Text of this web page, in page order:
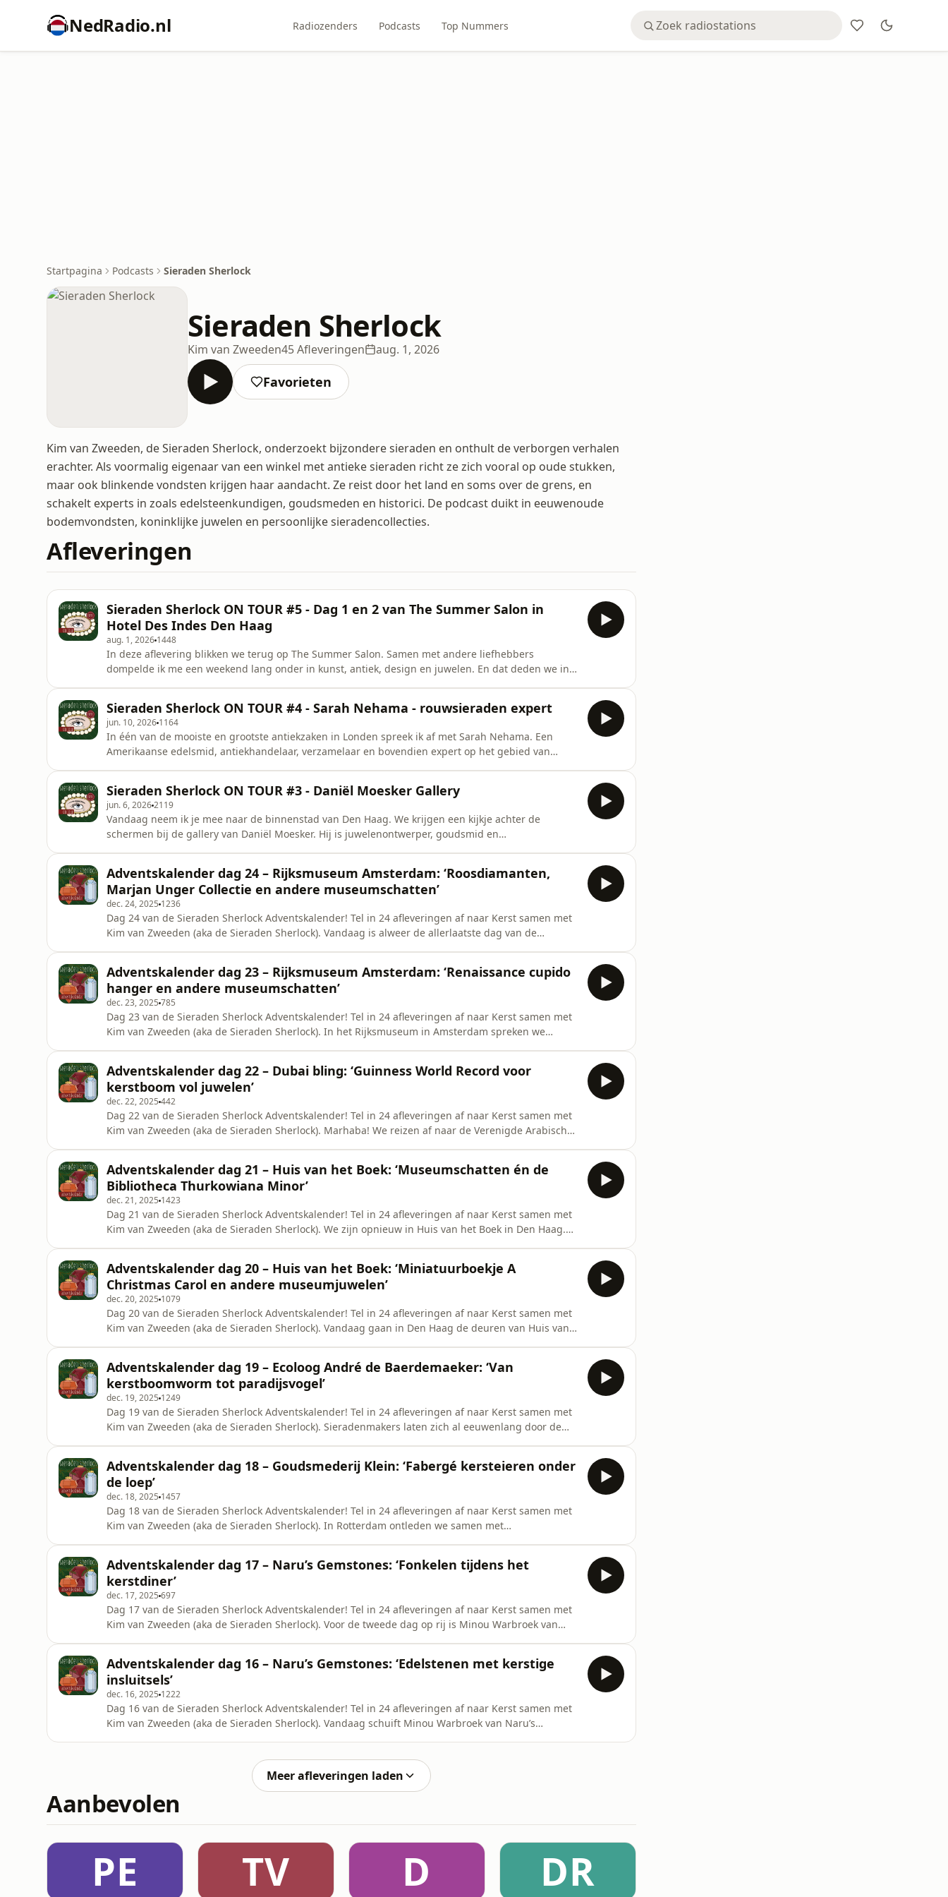
NedRadio.nl Radiozenders Podcasts Top Nummers
Startpagina Podcasts Sieraden Sherlock
Sieraden Sherlock
Kim van Zweeden45 Afleveringen aug. 1, 2026
Favorieten
Kim van Zweeden, de Sieraden Sherlock, onderzoekt bijzondere sieraden en onthult de verborgen verhalen
erachter. Als voormalig eigenaar van een winkel met antieke sieraden richt ze zich vooral op oude stukken,
maar ook blinkende vondsten krijgen haar aandacht. Ze reist door het land en soms over de grens, en
schakelt experts in zoals edelsteenkundigen, goudsmeden en historici. De podcast duikt in eeuwenoude
bodemvondsten, koninklijke juwelen en persoonlijke sieradencollecties.
Afleveringen
Sieraden Sherlock ON TOUR #5 - Dag 1 en 2 van The Summer Salon in
Hotel Des Indes Den Haag
aug. 1, 2026 1448
In deze aflevering blikken we terug op The Summer Salon. Samen met andere liefhebbers
dompelde ik me een weekend lang onder in kunst, antiek, design en juwelen. En dat deden we in
Jewels en Manon ter Hoogt. Ook sprak ik k
Sieraden Sherlock ON TOUR #4 - Sarah Nehama - rouwsieraden expert
jun. 10, 2026 1164
In één van de mooiste en grootste antiekzaken in Londen spreek ik af met Sarah Nehama. Een
Amerikaanse edelsmid, antiekhandelaar, verzamelaar en bovendien expert op het gebied van
haar eerstvolgende bezoek aan
Sieraden Sherlock ON TOUR #3 - Daniël Moesker Gallery
jun. 6, 20262119
Vandaag neem ik je mee naar de binnenstad van Den Haag. We krijgen een kijkje achter de
schermen bij de gallery van Daniël Moesker. Hij is juwelenontwerper, goudsmid en
onmisbare schoonmaaktips voor sierad
Adventskalender dag 24 – Rijksmuseum Amsterdam: ‘Roosdiamanten,
Marjan Unger Collectie en andere museumschatten’
dec. 24, 2025 1236
Dag 24 van de Sieraden Sherlock Adventskalender! Tel in 24 afleveringen af naar Kerst samen met
Kim van Zweeden (aka de Sieraden Sherlock). Vandaag is alweer de allerlaatste dag van de
museumgebouw en de stad Amsterdam. Gis
Adventskalender dag 23 – Rijksmuseum Amsterdam: ‘Renaissance cupido
hanger en andere museumschatten’
dec. 23, 2025 785
Dag 23 van de Sieraden Sherlock Adventskalender! Tel in 24 afleveringen af naar Kerst samen met
Kim van Zweeden (aka de Sieraden Sherlock). In het Rijksmuseum in Amsterdam spreken we
edelstenen. Het is best gr
Adventskalender dag 22 – Dubai bling: ‘Guinness World Record voor
kerstboom vol juwelen’
dec. 22, 2025 442
Dag 22 van de Sieraden Sherlock Adventskalender! Tel in 24 afleveringen af naar Kerst samen met
Kim van Zweeden (aka de Sieraden Sherlock). Marhaba! We reizen af naar de Verenigde Arabische
bling. Mijn
Adventskalender dag 21 – Huis van het Boek: ‘Museumschatten én de
Bibliotheca Thurkowiana Minor’
dec. 21, 2025 1423
Dag 21 van de Sieraden Sherlock Adventskalender! Tel in 24 afleveringen af naar Kerst samen met
Kim van Zweeden (aka de Sieraden Sherlock). We zijn opnieuw in Huis van het Boek in Den Haag.
zogenoemde ‘Bibliotheca Thurkowian
Adventskalender dag 20 – Huis van het Boek: ‘Miniatuurboekje A
Christmas Carol en andere museumjuwelen’
dec. 20, 2025 1079
Dag 20 van de Sieraden Sherlock Adventskalender! Tel in 24 afleveringen af naar Kerst samen met
Kim van Zweeden (aka de Sieraden Sherlock). Vandaag gaan in Den Haag de deuren van Huis van
van het museum. Waar
Adventskalender dag 19 – Ecoloog André de Baerdemaeker: ‘Van
kerstboomworm tot paradijsvogel’
dec. 19, 2025 1249
Dag 19 van de Sieraden Sherlock Adventskalender! Tel in 24 afleveringen af naar Kerst samen met
Kim van Zweeden (aka de Sieraden Sherlock). Sieradenmakers laten zich al eeuwenlang door de
Adventskalender schakelde ik André
Adventskalender dag 18 – Goudsmederij Klein: ‘Fabergé kersteieren onder
de loep’
dec. 18, 2025 1457
Dag 18 van de Sieraden Sherlock Adventskalender! Tel in 24 afleveringen af naar Kerst samen met
Kim van Zweeden (aka de Sieraden Sherlock). In Rotterdam ontleden we samen met
afwerking. En inclusief een kleine ve
Adventskalender dag 17 – Naru’s Gemstones: ‘Fonkelen tijdens het
kerstdiner’
dec. 17, 2025 697
Dag 17 van de Sieraden Sherlock Adventskalender! Tel in 24 afleveringen af naar Kerst samen met
Kim van Zweeden (aka de Sieraden Sherlock). Voor de tweede dag op rij is Minou Warbroek van
eigenlijk zit met die
Adventskalender dag 16 – Naru’s Gemstones: ‘Edelstenen met kerstige
insluitsels’
dec. 16, 2025 1222
Dag 16 van de Sieraden Sherlock Adventskalender! Tel in 24 afleveringen af naar Kerst samen met
Kim van Zweeden (aka de Sieraden Sherlock). Vandaag schuift Minou Warbroek van Naru’s
Meer afleveringen laden
Aanbevolen
PE TV D DR